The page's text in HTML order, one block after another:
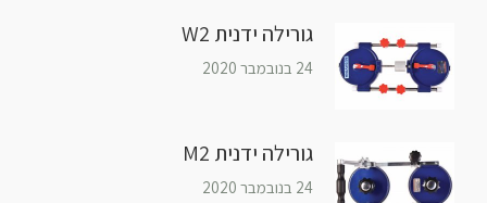
גורילה ידנית W2
24 בנובמבר 2020
גורילה ידנית M2
24 בנובמבר 2020